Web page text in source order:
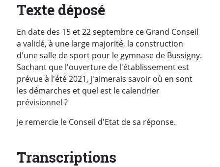
Texte déposé
En date des 15 et 22 septembre ce Grand Conseil
a validé, à une large majorité, la construction
d'une salle de sport pour le gymnase de Bussigny.
Sachant que l'ouverture de l'établissement est
prévue à l'été 2021, j'aimerais savoir où en sont
les démarches et quel est le calendrier
prévisionnel ?
Je remercie le Conseil d'Etat de sa réponse.
Transcriptions